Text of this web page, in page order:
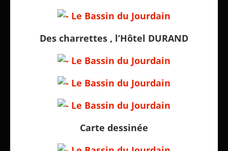
Des charrettes , l’Hôtel DURAND
Carte dessinée